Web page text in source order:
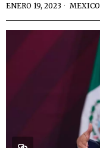
ENERO 19, 2023 MEXICO